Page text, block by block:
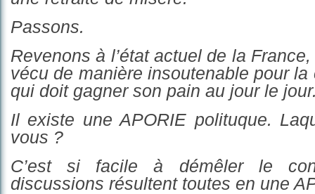
Passons.
Revenons à l’état actuel de la
vécu de manière insoutenable pour
qui doit gagner son pain au jour le
Il existe une APORIE polituque.
vous ?
C’est si facile à démêler le
discussions résultent toutes en une